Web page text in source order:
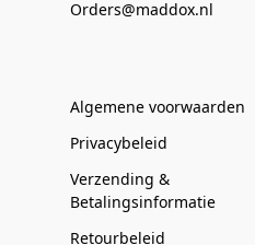
Orders@maddox.nl
Algemene voorwaarden
Privacybeleid
Verzending &
Betalingsinformatie
Retourbeleid